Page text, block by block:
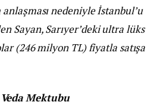
nedeniyle İstanbul’u
Sayan, Sarıyer’deki ultra lüks
(246 milyon TL) fiyatla satışa
Mektubu